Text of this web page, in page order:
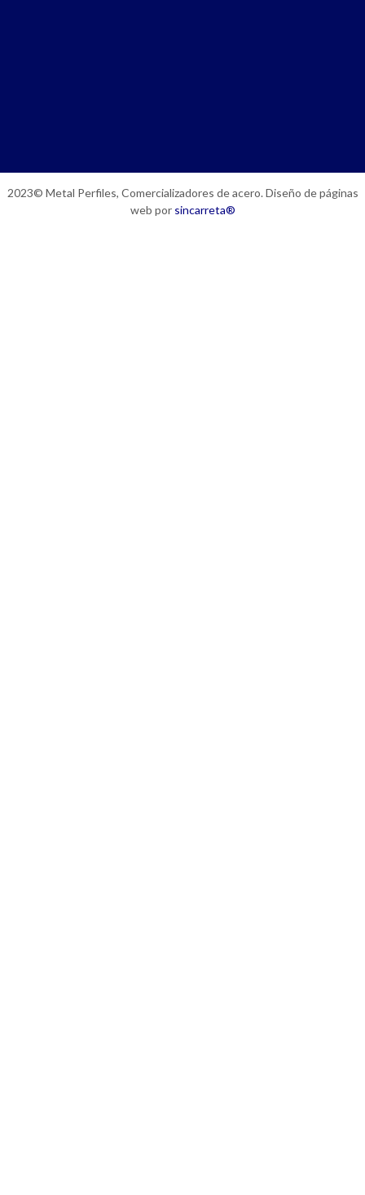
2023© Metal Perfiles, Comercializadores de acero. Diseño de páginas
web por sincarreta®